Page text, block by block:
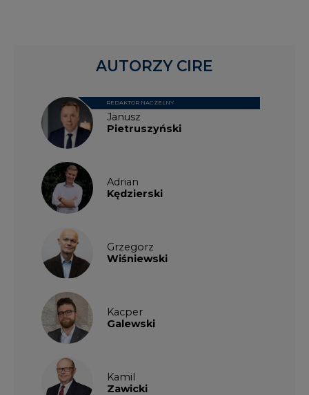
Janusz
Pietruszyński
REDAKTOR NACZELNY
Adrian
Kędzierski
Grzegorz
Wiśniewski
Kacper
Galewski
Kamil
Zawicki
AUTORZY CIRE